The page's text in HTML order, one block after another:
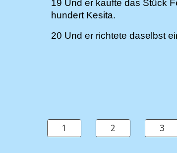
19 Und er kaufte das Stück
hundert Kesita.
20 Und er richtete daselbst
1 2 3